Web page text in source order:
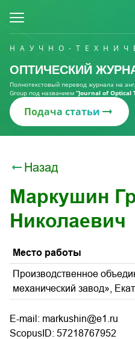
НАУЧНО-
ОПТИЧЕСКИЙ
Полнотекстовый перевод журнала на
Group под названием “Journal of Optical
Подача статьи
Назад
Маркушин
Николаевич
Место работы
Производственное
механический завод»,
E-mail: markushin@e1.ru
ScopusID: 57218767952